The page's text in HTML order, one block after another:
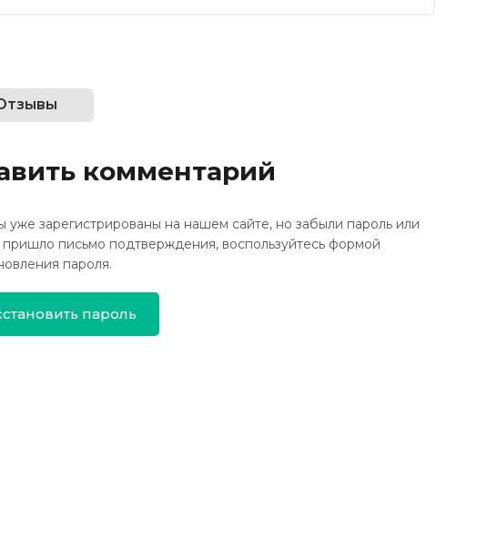
комментарий
уже зарегистрированы на нашем сайте, но забыли пароль или
письмо подтверждения, воспользуйтесь формой
пароля.
пароль